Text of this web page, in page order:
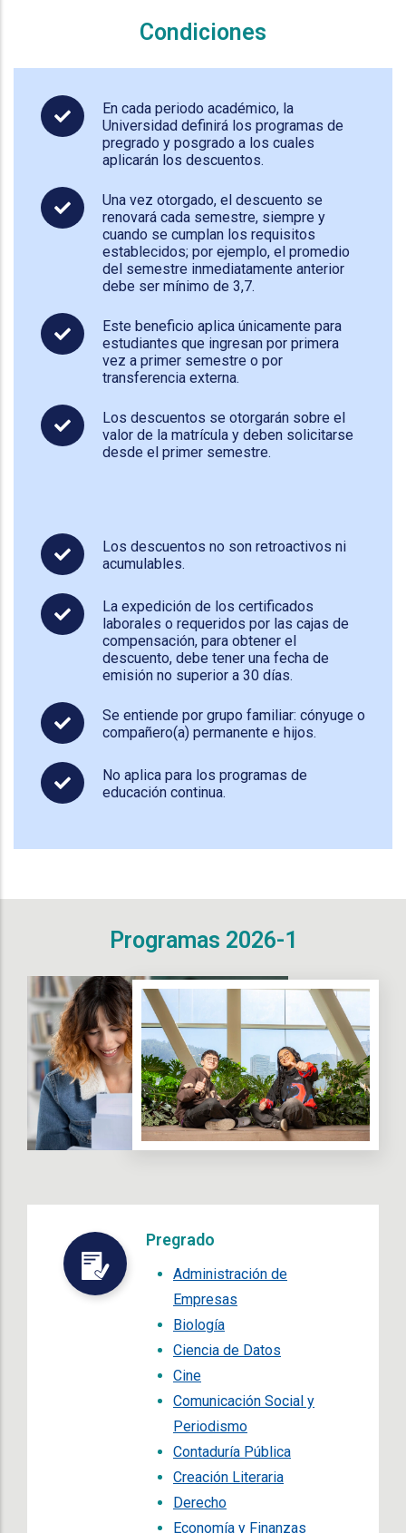
Condiciones
En cada periodo académico, la
Universidad definirá los programas de
pregrado y posgrado a los cuales
aplicarán los descuentos.
Una vez otorgado, el descuento se
renovará cada semestre, siempre y
cuando se cumplan los requisitos
establecidos; por ejemplo, el promedio
del semestre inmediatamente anterior
debe ser mínimo de 3,7.
Este beneficio aplica únicamente para
estudiantes que ingresan por primera
vez a primer semestre o por
transferencia externa.
Los descuentos se otorgarán sobre el
valor de la matrícula y deben solicitarse
desde el primer semestre.
Los descuentos no son retroactivos ni
acumulables.
La expedición de los certificados
laborales o requeridos por las cajas de
compensación, para obtener el
descuento, debe tener una fecha de
emisión no superior a 30 días.
Se entiende por grupo familiar: cónyuge o
compañero(a) permanente e hijos.
No aplica para los programas de
educación continua.
Programas 2026-1
Pregrado
Administración de
Empresas
Biología
Ciencia de Datos
Cine
Comunicación Social y
Periodismo
Contaduría Pública
Creación Literaria
Derecho
Economía y Finanzas